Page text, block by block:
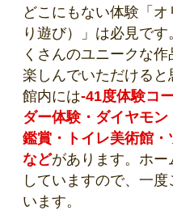
どこにもない体験「
り遊び）」は必見で
くさんのユニークな
楽しんでいただけると
館内には-41度体験コ
ダー体験・ダイヤモ
鑑賞・トイレ美術館
などがあります。ホ
していますので、一
います。